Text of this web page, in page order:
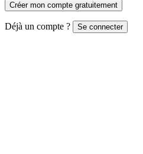
Créer mon compte gratuitement
Déjà un compte ? Se connecter